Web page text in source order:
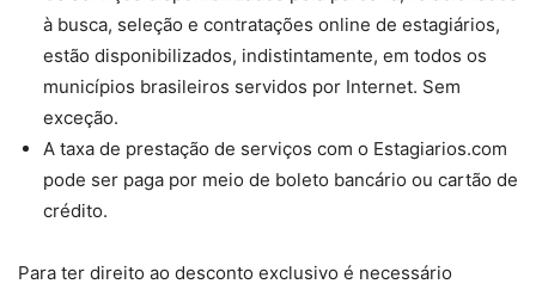
à busca, seleção e contratações online de estagiários,
estão disponibilizados, indistintamente, em todos os
municípios brasileiros servidos por Internet. Sem
exceção.
A taxa de prestação de serviços com o Estagiarios.com
pode ser paga por meio de boleto bancário ou cartão de
crédito.
Para ter direito ao desconto exclusivo é necessário